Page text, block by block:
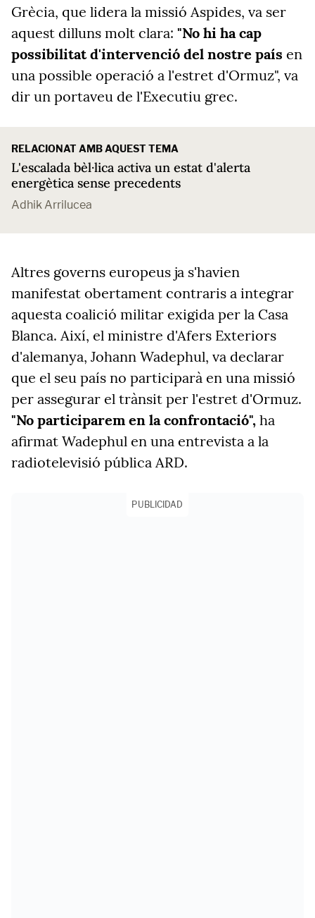
Grècia, que lidera la missió Aspides, va ser
aquest dilluns molt clara: "No hi ha cap
possibilitat d'intervenció del nostre país en
una possible operació a l'estret d'Ormuz", va
dir un portaveu de l'Executiu grec.
RELACIONAT AMB AQUEST TEMA
L'escalada bèl·lica activa un estat d'alerta
energètica sense precedents
Adhik Arrilucea
Altres governs europeus ja s'havien
manifestat obertament contraris a integrar
aquesta coalició militar exigida per la Casa
Blanca. Així, el ministre d'Afers Exteriors
d'alemanya, Johann Wadephul, va declarar
que el seu país no participarà en una missió
per assegurar el trànsit per l'estret d'Ormuz.
"No participarem en la confrontació", ha
afirmat Wadephul en una entrevista a la
radiotelevisió pública ARD.
PUBLICIDAD